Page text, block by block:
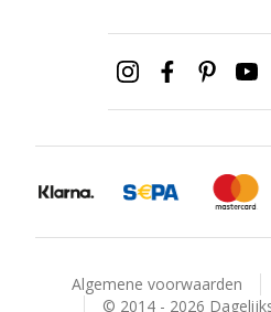
Algemene voorwaarden
© 2014 - 2026